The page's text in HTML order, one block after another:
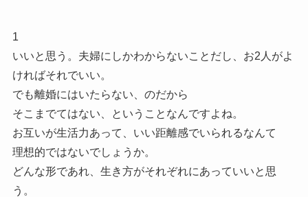
1
いいと思う。夫婦にしかわからないことだし、お2人がよ
ければそれでいい。
でも離婚にはいたらない、のだから
そこまでてはない、ということなんですよね。
お互いが生活力あって、いい距離感でいられるなんて
理想的ではないでしょうか。
どんな形であれ、生き方がそれぞれにあっていいと思
う。